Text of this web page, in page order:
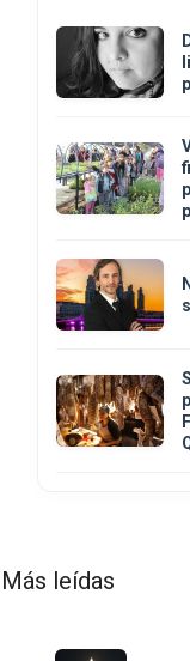
Más leídas